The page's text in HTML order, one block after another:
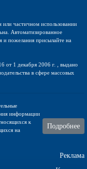
частичном использовании
Автоматизированное
и пожелания присылайте на
от 1 декабря 2006 г. , выдано
в сфере массовых
информации
к
на
Подробнее
Реклама